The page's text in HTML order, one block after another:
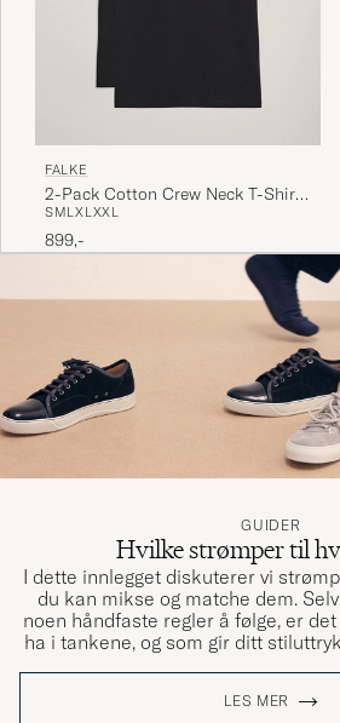
FALKE
2-Pack Cotton Crew Neck T-Shirt
Black
SMLXLXXL
899,-
GUIDER
Hvilke strømper til
I dette innlegget diskuterer vi
du kan mikse og matche dem.
noen håndfaste regler å følge, er
ha i tankene, og som gir ditt
LES MER